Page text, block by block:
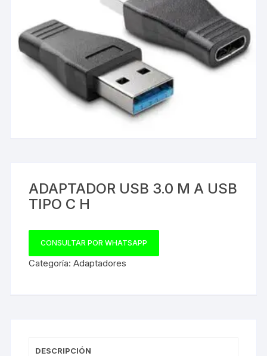
ADAPTADOR USB 3.0 M A USB
TIPO C H
CONSULTAR POR WHATSAPP
Categoría:Adaptadores
DESCRIPCIÓN